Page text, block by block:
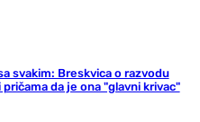
svakim: Breskvica o razvodu
da je ona "glavni krivac"